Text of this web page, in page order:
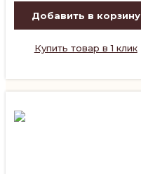
Добавить в корзину
Купить товар в 1 клик